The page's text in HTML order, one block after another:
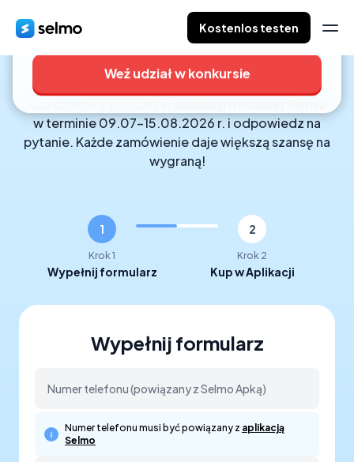
Kostenlos testen
Konkurs Selmo - wygraj
Konkurs Wakacyjny
Kupuj w aplikacji mobilnej
Selmo i wygrywaj
GODZIN
: 0
SEKUND
15 sierpnia 2026 r.
Weź udział w konkursie
Jak wziąć udział?
w terminie 09.07–15.08.2026 r. i odpowiedz na
pytanie. Każde zamówienie daje większą szansę na
wygraną!
1
Krok 1
Wypełnij formularz
2
Krok 2
Kup w Aplikacji
Wypełnij formularz
Numer telefonu musi być powiązany z aplikacją
Selmo